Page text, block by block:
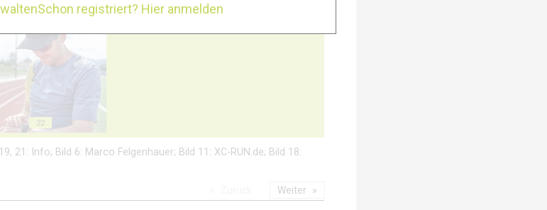
22
21: Info; Bild 6: Marco Felgenhauer; Bild 11: XC-RUN.de; Bild 18:
Weiter
Schon registriert? Hier anmelden